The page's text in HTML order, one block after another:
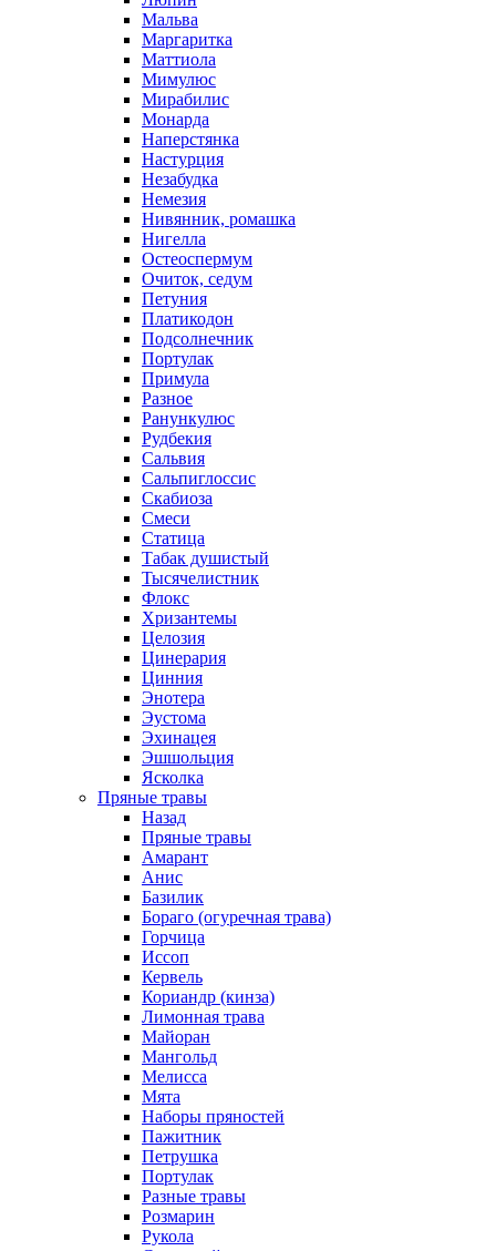
Мальва
Маргаритка
Маттиола
Мимулюс
Мирабилис
Монарда
Наперстянка
Настурция
Незабудка
Немезия
Нивянник, ромашка
Нигелла
Остеоспермум
Очиток, седум
Петуния
Платикодон
Подсолнечник
Портулак
Примула
Разное
Ранункулюс
Рудбекия
Сальвия
Сальпиглоссис
Скабиоза
Смеси
Статица
Табак душистый
Тысячелистник
Флокс
Хризантемы
Целозия
Цинерария
Цинния
Энотера
Эустома
Эхинацея
Эшшольция
Ясколка
Пряные травы
Назад
Пряные травы
Амарант
Анис
Базилик
Бораго (огуречная трава)
Горчица
Иссоп
Кервель
Кориандр (кинза)
Лимонная трава
Майоран
Мангольд
Мелисса
Мята
Наборы пряностей
Пажитник
Петрушка
Портулак
Разные травы
Розмарин
Рукола